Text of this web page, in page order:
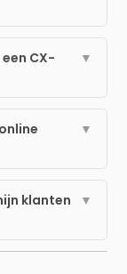
CX-
▼
▼
klanten
▼